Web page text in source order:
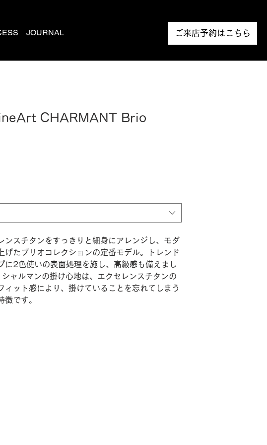
JOURNAL ご来店予約はこちら
CHARMANT Brio
ンスチタンをすっきりと細身にアレンジし、モダ
げたブリオコレクションの定番モデル。トレンド
に2色使いの表面処理を施し、高級感も備えまし
ャルマンの掛け心地は、エクセレンスチタンの
ィット感により、掛けていることを忘れてしまう
徴です。